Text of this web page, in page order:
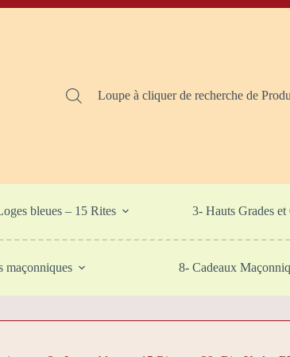
Loupe à cliquer de recherche de
bleues – 15 Rites 3- Hauts Grades et
maçonniques 8- Cadeaux